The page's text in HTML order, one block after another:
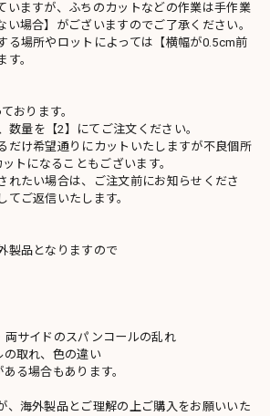
いますが、ふちのカットなどの作業は手作業
い場合】がございますのでご了承ください。
る場所やロットによっては【横幅が0.5cm前
。
おります。
数量を【2】にてご注文ください。
だけ希望通りにカットいたしますが不良個所
トになることもございます。
れたい場合は、ご注文前にお知らせくださ
てご返信いたします。
製品となりますので
サイドのスパンコールの乱れ
取れ、色の違い
る場合もあります。
、海外製品とご理解の上ご購入をお願いいた